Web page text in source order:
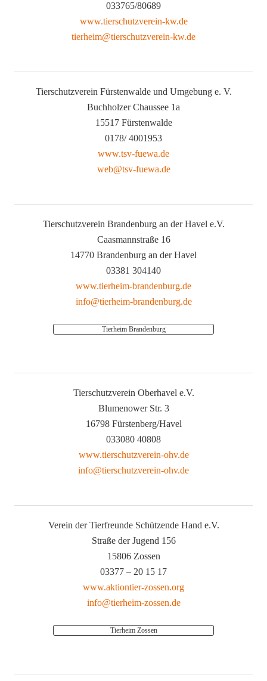
033765/80689
www.tierschutzverein-kw.de
tierheim@tierschutzverein-kw.de
Tierschutzverein Fürstenwalde und Umgebung e. V.
Buchholzer Chaussee 1a
15517 Fürstenwalde
0178/ 4001953
www.tsv-fuewa.de
web@tsv-fuewa.de
Tierschutzverein Brandenburg an der Havel e.V.
Caasmannstraße 16
14770 Brandenburg an der Havel
03381 304140
www.tierheim-brandenburg.de
info@tierheim-brandenburg.de
Tierheim Brandenburg
Tierschutzverein Oberhavel e.V.
Blumenower Str. 3
16798 Fürstenberg/Havel
033080 40808
www.tierschutzverein-ohv.de
info@tierschutzverein-ohv.de
Verein der Tierfreunde Schützende Hand e.V.
Straße der Jugend 156
15806 Zossen
03377 – 20 15 17
www.aktiontier-zossen.org
info@tierheim-zossen.de
Tierheim Zossen